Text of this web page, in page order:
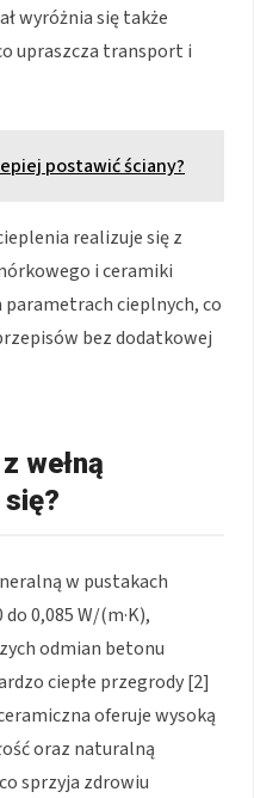
wyróżnia się także
upraszcza transport i
postawić ściany?
realizuje się z
i ceramiki
cieplnych, co
bez dodatkowej
wełną
w pustakach
0,085 W/(m·K),
odmian betonu
ciepłe przegrody [2]
oferuje wysoką
oraz naturalną
sprzyja zdrowiu